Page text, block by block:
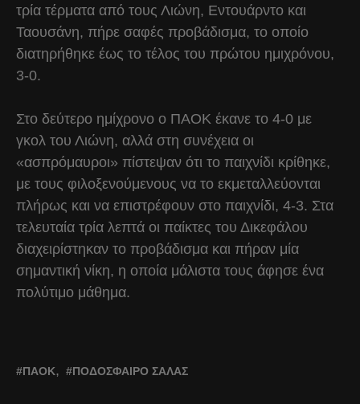
τρία τέρματα από τους Λιώνη, Εντουάρντο και
Ταουσάνη, πήρε σαφές προβάδισμα, το οποίο
διατηρήθηκε έως το τέλος του πρώτου ημιχρόνου,
3-0.
Στο δεύτερο ημίχρονο ο ΠΑΟΚ έκανε το 4-0 με
γκολ του Λιώνη, αλλά στη συνέχεια οι
«ασπρόμαυροι» πίστεψαν ότι το παιχνίδι κρίθηκε,
με τους φιλοξενούμενους να το εκμεταλλεύονται
πλήρως και να επιστρέφουν στο παιχνίδι, 4-3. Στα
τελευταία τρία λεπτά οι παίκτες του Δικεφάλου
διαχειρίστηκαν το προβάδισμα και πήραν μία
σημαντική νίκη, η οποία μάλιστα τους άφησε ένα
πολύτιμο μάθημα.
ΠΑΟΚ ΠΟΔΌΣΦΑΙΡΟ ΣΆΛΑΣ